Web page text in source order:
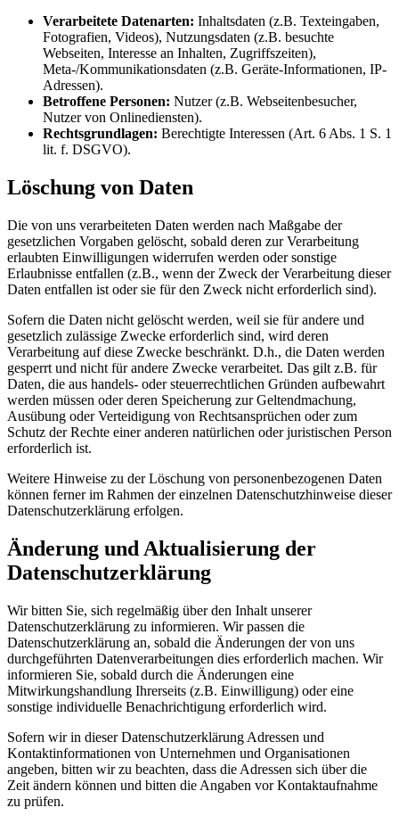
Verarbeitete Datenarten: Inhaltsdaten (z.B. Texteingaben,
Fotografien, Videos), Nutzungsdaten (z.B. besuchte
Webseiten, Interesse an Inhalten, Zugriffszeiten),
Meta-/Kommunikationsdaten (z.B. Geräte-Informationen, IP-
Adressen).
Betroffene Personen: Nutzer (z.B. Webseitenbesucher,
Nutzer von Onlinediensten).
Rechtsgrundlagen: Berechtigte Interessen (Art. 6 Abs. 1 S. 1
lit. f. DSGVO).
Löschung von Daten
Die von uns verarbeiteten Daten werden nach Maßgabe der
gesetzlichen Vorgaben gelöscht, sobald deren zur Verarbeitung
erlaubten Einwilligungen widerrufen werden oder sonstige
Erlaubnisse entfallen (z.B., wenn der Zweck der Verarbeitung dieser
Daten entfallen ist oder sie für den Zweck nicht erforderlich sind).
Sofern die Daten nicht gelöscht werden, weil sie für andere und
gesetzlich zulässige Zwecke erforderlich sind, wird deren
Verarbeitung auf diese Zwecke beschränkt. D.h., die Daten werden
gesperrt und nicht für andere Zwecke verarbeitet. Das gilt z.B. für
Daten, die aus handels- oder steuerrechtlichen Gründen aufbewahrt
werden müssen oder deren Speicherung zur Geltendmachung,
Ausübung oder Verteidigung von Rechtsansprüchen oder zum
Schutz der Rechte einer anderen natürlichen oder juristischen Person
erforderlich ist.
Weitere Hinweise zu der Löschung von personenbezogenen Daten
können ferner im Rahmen der einzelnen Datenschutzhinweise dieser
Datenschutzerklärung erfolgen.
Änderung und Aktualisierung der
Datenschutzerklärung
Wir bitten Sie, sich regelmäßig über den Inhalt unserer
Datenschutzerklärung zu informieren. Wir passen die
Datenschutzerklärung an, sobald die Änderungen der von uns
durchgeführten Datenverarbeitungen dies erforderlich machen. Wir
informieren Sie, sobald durch die Änderungen eine
Mitwirkungshandlung Ihrerseits (z.B. Einwilligung) oder eine
sonstige individuelle Benachrichtigung erforderlich wird.
Sofern wir in dieser Datenschutzerklärung Adressen und
Kontaktinformationen von Unternehmen und Organisationen
angeben, bitten wir zu beachten, dass die Adressen sich über die
Zeit ändern können und bitten die Angaben vor Kontaktaufnahme
zu prüfen.